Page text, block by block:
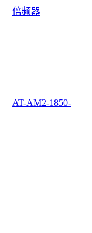
倍频器
AT-AM2-1850-